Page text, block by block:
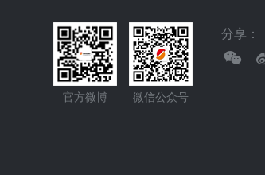
官方微博 微信公众号
分享：